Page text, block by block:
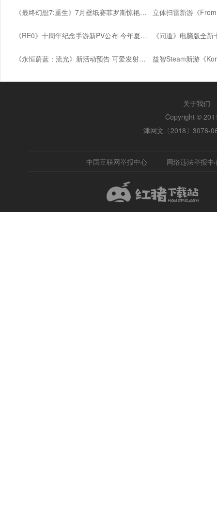
《最终幻想7:重生》7月壁纸赛菲罗斯惊艳亮相
《RE0》十周年纪念手游新PV公布 今年夏季上线
《永恒蔚蓝：流光》新活动预告 可爱发射器登场
关于我们
Copyright ©
津网文〔2018〕3076-
中国互联网举报中心 网络违法举报中